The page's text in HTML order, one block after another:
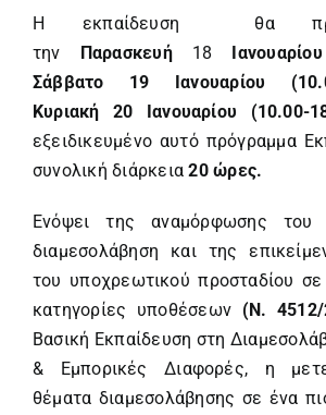
Η εκπαίδευση θα
την Παρασκευή18
Σάββατο 19 Ιανουαρίου
Κυριακή 20 Ιανουαρίου (10.00-
εξειδικευμένο αυτό πρόγραμμα
συνολική διάρκεια20 ώρες.
Ενόψει της αναμόρφωσης του
διαμεσολάβηση και της
του υποχρεωτικού προσταδίου σε
κατηγορίες υποθέσεων (Ν. 4512/
Βασική Εκπαίδευση στη
& Εμπορικές Διαφορές, η
θέματα διαμεσολάβησης σε ένα